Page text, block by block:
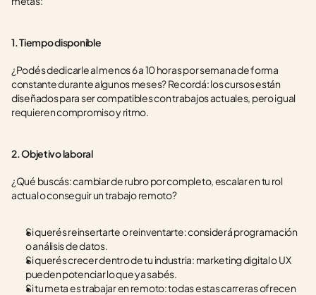
1. Tiempo disponible
¿Podés dedicarle al menos 6 a 10 horas por semana de forma
constante durante algunos meses? Recordá: los cursos están
diseñados para ser compatibles con trabajos actuales, pero igual
requieren compromiso y ritmo.
2. Objetivo laboral
¿Qué buscás: cambiar de rubro por completo, escalar en tu rol
actual o conseguir un trabajo remoto?
Si querés reinsertarte o reinventarte: considerá programación
o análisis de datos.
Si querés crecer dentro de tu industria: marketing digital o UX
pueden potenciar lo que ya sabés.
Si tu meta es trabajar en remoto: todas estas carreras ofrecen